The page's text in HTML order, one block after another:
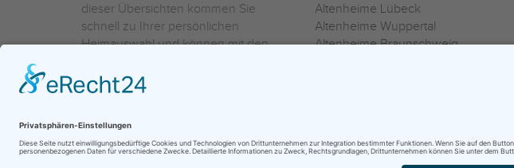
dieser Übersichten kommen Sie
schnell zu Ihrer persönlichen
Heimauswahl und können mit den
einzelnen Häuser Leistungsvergleiche
vornehmen.
Altenheime Lübeck
Altenheime Wuppertal
Altenheime Braunschweig